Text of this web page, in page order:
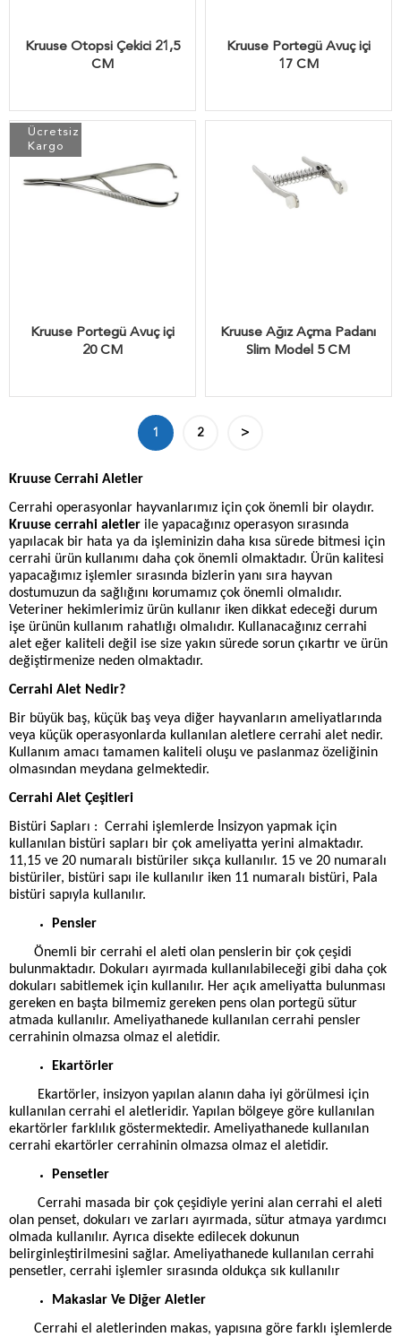
Kruuse Otopsi Çekici 21,5
CM
Kruuse Portegü Avuç içi
17 CM
Kruuse Portegü Avuç içi
20 CM
Ücretsiz
Kargo
Kruuse Ağız Açma Padanı
Slim Model 5 CM
1 2 >
Kruuse Cerrahi Aletler
Cerrahi operasyonlar hayvanlarımız için çok önemli bir olaydır.
Kruuse cerrahi aletler ile yapacağınız operasyon sırasında
yapılacak bir hata ya da işleminizin daha kısa sürede bitmesi için
cerrahi ürün kullanımı daha çok önemli olmaktadır. Ürün kalitesi
yapacağımız işlemler sırasında bizlerin yanı sıra hayvan
dostumuzun da sağlığını korumamız çok önemli olmalıdır.
Veteriner hekimlerimiz ürün kullanır iken dikkat edeceği durum
işe ürünün kullanım rahatlığı olmalıdır. Kullanacağınız cerrahi
alet eğer kaliteli değil ise size yakın sürede sorun çıkartır ve ürün
değiştirmenize neden olmaktadır.
Cerrahi Alet Nedir?
Bir büyük baş, küçük baş veya diğer hayvanların ameliyatlarında
veya küçük operasyonlarda kullanılan aletlere cerrahi alet nedir.
Kullanım amacı tamamen kaliteli oluşu ve paslanmaz özeliğinin
olmasından meydana gelmektedir.
Cerrahi Alet Çeşitleri
Bistüri Sapları : Cerrahi işlemlerde İnsizyon yapmak için
kullanılan bistüri sapları bir çok ameliyatta yerini almaktadır.
11,15 ve 20 numaralı bistüriler sıkça kullanılır. 15 ve 20 numaralı
bistüriler, bistüri sapı ile kullanılır iken 11 numaralı bistüri, Pala
bistüri sapıyla kullanılır.
Pensler
Önemli bir cerrahi el aleti olan penslerin bir çok çeşidi
bulunmaktadır. Dokuları ayırmada kullanılabileceği gibi daha çok
dokuları sabitlemek için kullanılır. Her açık ameliyatta bulunması
gereken en başta bilmemiz gereken pens olan portegü sütur
atmada kullanılır. Ameliyathanede kullanılan cerrahi pensler
cerrahinin olmazsa olmaz el aletidir.
Ekartörler
Ekartörler, insizyon yapılan alanın daha iyi görülmesi için
kullanılan cerrahi el aletleridir. Yapılan bölgeye göre kullanılan
ekartörler farklılık göstermektedir. Ameliyathanede kullanılan
cerrahi ekartörler cerrahinin olmazsa olmaz el aletidir.
Pensetler
Cerrahi masada bir çok çeşidiyle yerini alan cerrahi el aleti
olan penset, dokuları ve zarları ayırmada, sütur atmaya yardımcı
olmada kullanılır. Ayrıca disekte edilecek dokunun
belirginleştirilmesini sağlar. Ameliyathanede kullanılan cerrahi
pensetler, cerrahi işlemler sırasında oldukça sık kullanılır
Makaslar Ve Diğer Aletler
Cerrahi el aletlerinden makas, yapısına göre farklı işlemlerde